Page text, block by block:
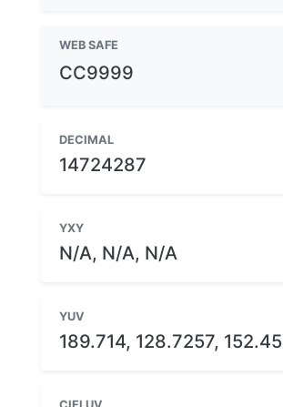
WEB SAFE
CC9999
DECIMAL
14724287
YXY
N/A, N/A, N/A
YUV
189.714, 128.7257,
CIELUV